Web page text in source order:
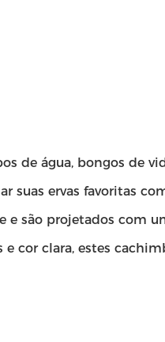
de água, bongos de
suas ervas favoritas
são projetados com
cor clara, estes